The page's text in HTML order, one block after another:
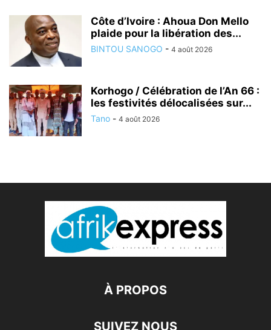
Côte d’Ivoire : Ahoua Don Mello
plaide pour la libération des...
BINTOU SANOGO - 4 août 2026
Korhogo / Célébration de l’An 66 :
les festivités délocalisées sur...
Tano - 4 août 2026
À PROPOS
SUIVEZ NOUS